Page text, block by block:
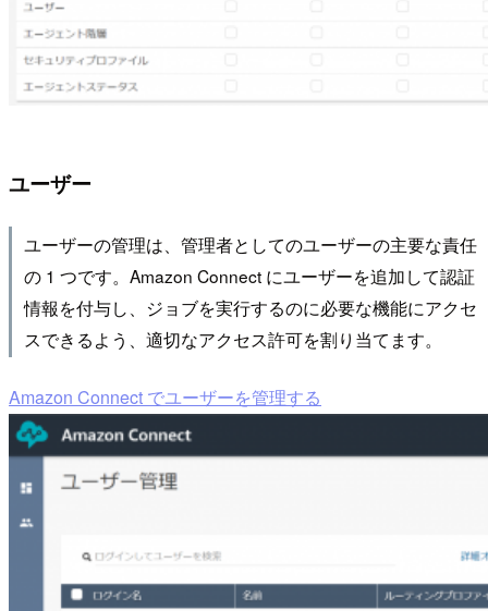
ユーザー
ユーザーの管理は、管理者としてのユーザーの主要な責任
の 1 つです。Amazon Connect にユーザーを追加して認証
情報を付与し、ジョブを実行するのに必要な機能にアクセ
スできるよう、適切なアクセス許可を割り当てます。
Amazon Connect でユーザーを管理する